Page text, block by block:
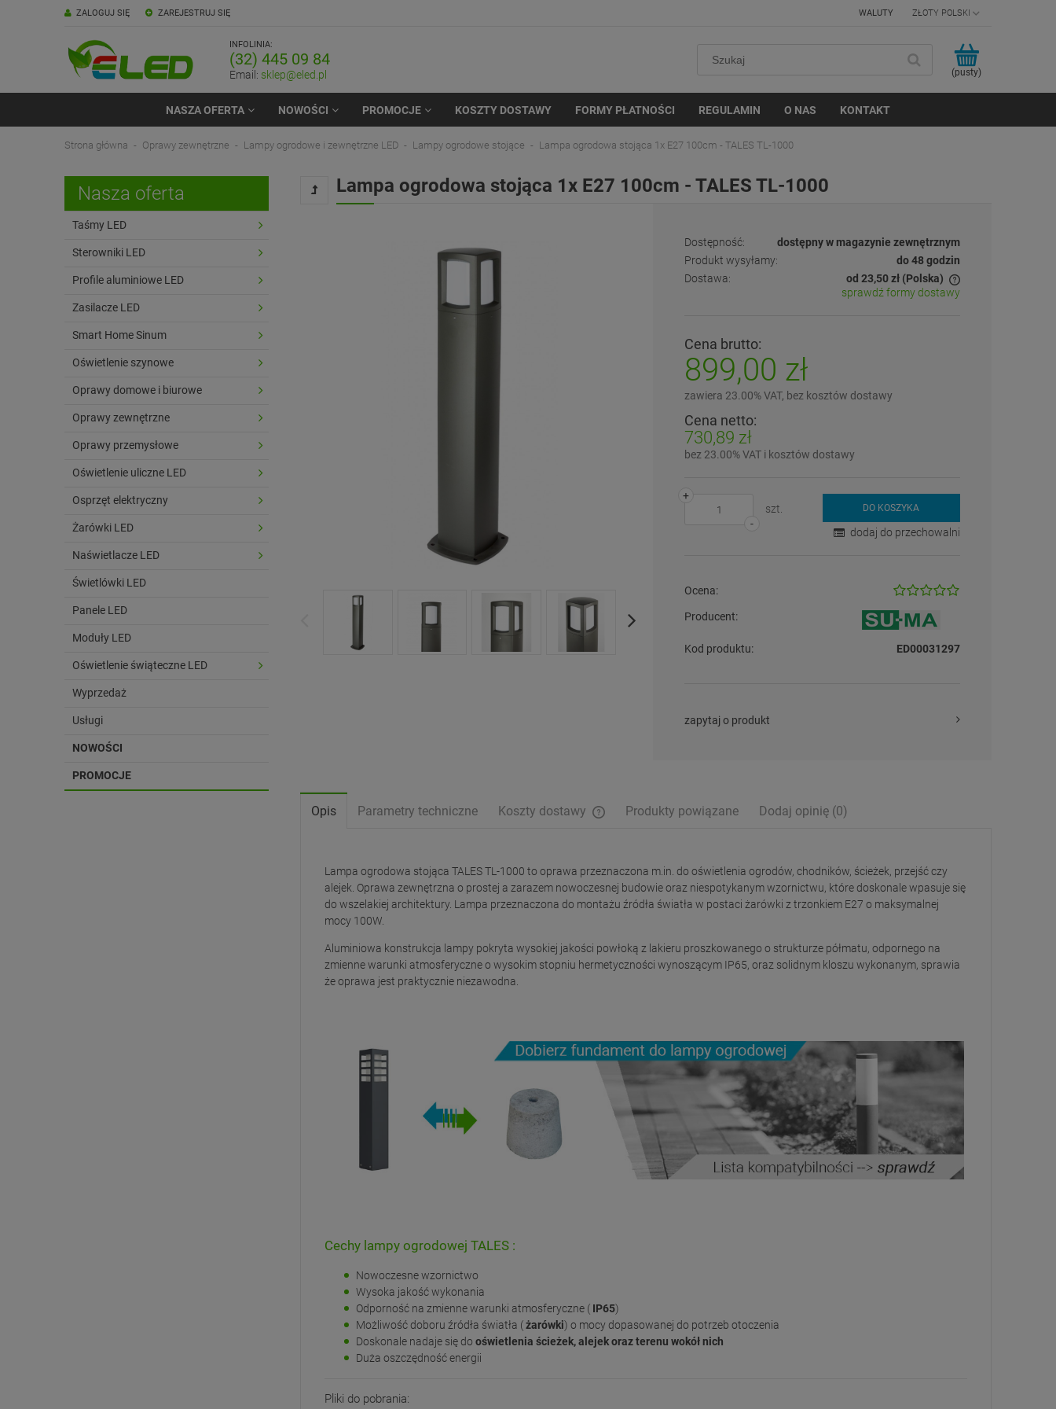
ZAREJESTRUJ SIĘ
ZALOGUJ SIĘ WALUTY
INFOLINIA:
(32) 445 09 84
Email: sklep@eled.pl (pusty)
NASZA OFERTA NOWOŚCI PROMOCJE KOSZTY DOSTAWY FORMY PŁATNOŚCI REGULAMIN O NAS KONTAKT
Strona główna Oprawy zewnętrzne Lampy ogrodowe i zewnętrzne LED Lampy ogrodowe stojące Lampa ogrodowa stojąca 1x E27 100cm - TALES TL-1000
Nasza oferta
Taśmy LED
Sterowniki LED
Profile aluminiowe LED
Zasilacze LED
Smart Home Sinum
Oświetlenie szynowe
Oprawy domowe i biurowe
Oprawy zewnętrzne
Oprawy przemysłowe
Oświetlenie uliczne LED
Osprzęt elektryczny
Żarówki LED
Naświetlacze LED
Świetlówki LED
Panele LED
Moduły LED
Oświetlenie świąteczne LED
Wyprzedaż
Usługi
NOWOŚCI
PROMOCJE
Lampa ogrodowa stojąca 1x E27 100cm - TALES TL-1000
Dostępność:
dostępny w magazynie zewnętrznym
Produkt wysyłamy:
do 48 godzin
Dostawa:
od 23,50 zł (Polska)
sprawdź formy dostawy
Cena brutto:
899,00 zł
zawiera 23.00% VAT, bez kosztów dostawy
Cena netto:
730,89 zł
bez 23.00% VAT i kosztów dostawy
-
+
szt.
DO KOSZYKA
dodaj do przechowalni
Ocena:
Producent:
Kod produktu: ED00031297
zapytaj o produkt
Opis Parametry techniczne Koszty dostawy Produkty powiązane Dodaj opinię (0)
Lampa ogrodowa stojąca TALES TL-1000 to oprawa przeznaczona m.in. do oświetlenia ogrodów, chodników, ścieżek, przejść czy
alejek. Oprawa zewnętrzna o prostej a zarazem nowoczesnej budowie oraz niespotykanym wzornictwu, które doskonale wpasuje się
do wszelakiej architektury. Lampa przeznaczona do montażu źródła światła w postaci żarówki z trzonkiem E27 o maksymalnej
mocy 100W.
Aluminiowa konstrukcja lampy pokryta wysokiej jakości powłoką z lakieru proszkowanego o strukturze półmatu, odpornego na
zmienne warunki atmosferyczne o wysokim stopniu hermetyczności wynoszącym IP65, oraz solidnym kloszu wykonanym, sprawia
że oprawa jest praktycznie niezawodna.
Cechy lampy ogrodowej TALES :
Nowoczesne wzornictwo
Wysoka jakość wykonania
Odporność na zmienne warunki atmosferyczne ( IP65)
Możliwość doboru źródła światła (żarówki) o mocy dopasowanej do potrzeb otoczenia
Doskonale nadaje się do oświetlenia ścieżek, alejek oraz terenu wokół nich
Duża oszczędność energii
Pliki do pobrania: